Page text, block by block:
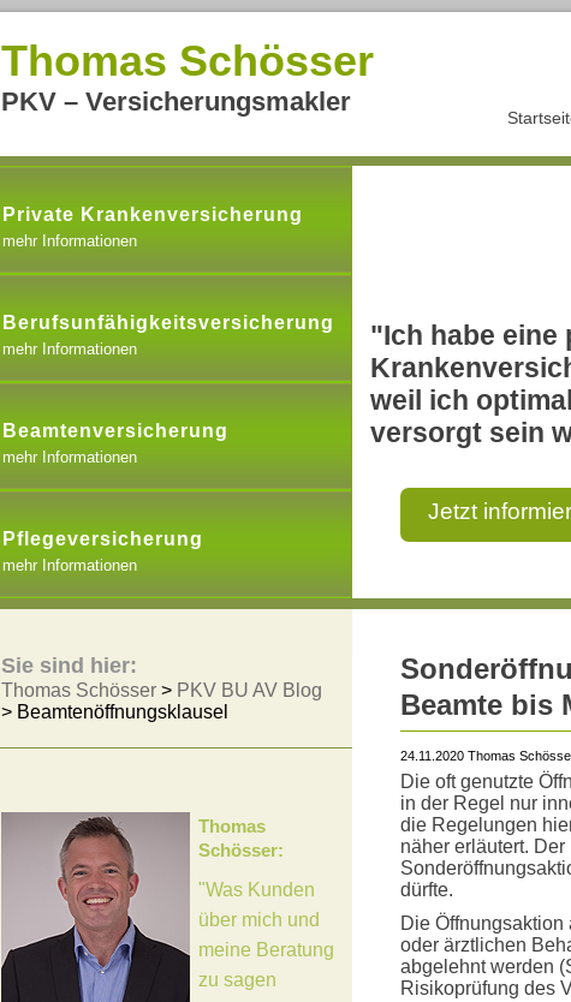
Thomas Schösser
PKV – Versicherungsmakler
Private Krankenversicherung
mehr Informationen
Berufsunfähigkeitsversicherung
mehr Informationen
Beamtenversicherung
mehr Informationen
Pflegeversicherung
mehr Informationen
"Ich habe eine
weil ich optimal
versorgt sein
Jetzt
Beamte bis
24.11.2020 Thomas
Die oft genutzte
in der Regel nur
die Regelungen
näher erläutert.
dürfte.
Die
oder ärztlichen
abgelehnt werden
Risikoprüfung des
Sie sind hier:
Thomas Schösser > PKV BU AV Blog
> Beamtenöffnungsklausel
Thomas
Schösser:
"Was Kunden
über mich und
meine Beratung
zu sagen